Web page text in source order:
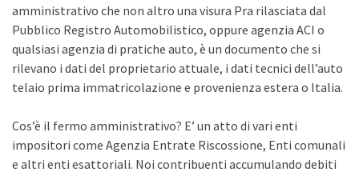
amministrativo che non altro una visura Pra rilasciata dal
Pubblico Registro Automobilistico, oppure agenzia ACI o
qualsiasi agenzia di pratiche auto, è un documento che si
rilevano i dati del proprietario attuale, i dati tecnici dell’auto
telaio prima immatricolazione e provenienza estera o Italia.
Cos’è il fermo amministrativo? E’ un atto di vari enti
impositori come Agenzia Entrate Riscossione, Enti comunali
e altri enti esattoriali. Noi contribuenti accumulando debiti